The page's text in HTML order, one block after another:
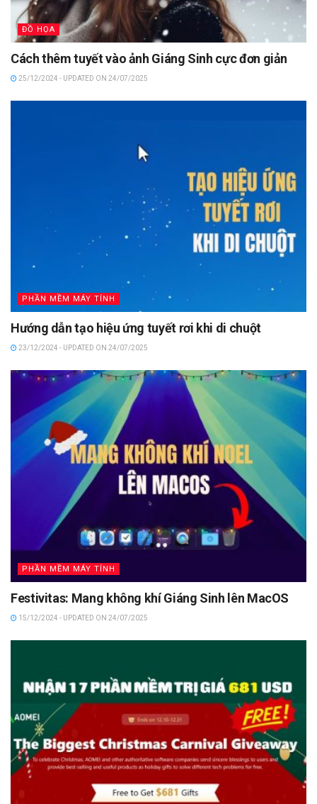
ĐỒ HỌA
Cách thêm tuyết vào ảnh Giáng Sinh cực đơn giản
25/12/2024 - UPDATED ON 24/07/2025
PHẦN MỀM MÁY TÍNH
Hướng dẫn tạo hiệu ứng tuyết rơi khi di chuột
23/12/2024 - UPDATED ON 24/07/2025
PHẦN MỀM MÁY TÍNH
Festivitas: Mang không khí Giáng Sinh lên MacOS
15/12/2024 - UPDATED ON 24/07/2025